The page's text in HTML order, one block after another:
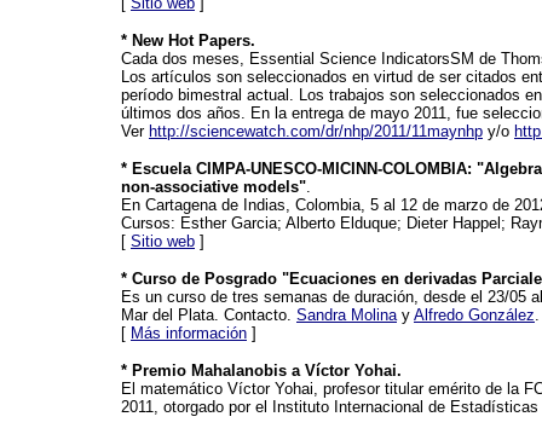
* New Hot Papers.
Cada dos meses, Essential Science IndicatorsSM de
Los artículos son seleccionados en virtud de ser citados
período bimestral actual. Los trabajos son seleccionados
últimos dos años. En la entrega de mayo 2011, fue
Ver http://sciencewatch.com/dr/nhp/2011/11maynhp y/o
* Escuela CIMPA-UNESCO-MICINN-COLOMBIA:
non-associative models".
En Cartagena de Indias, Colombia, 5 al 12 de marzo de
Cursos: Esther Garcia; Alberto Elduque; Dieter Happel;
[ Sitio web ]
* Curso de Posgrado "Ecuaciones en derivadas
Es un curso de tres semanas de duración, desde el 23/05
Mar del Plata. Contacto. Sandra Molinay Alfredo González.
[ Más información ]
* Premio Mahalanobis a Víctor Yohai.
El matemático Víctor Yohai, profesor titular emérito de la
2011, otorgado por el Instituto Internacional de